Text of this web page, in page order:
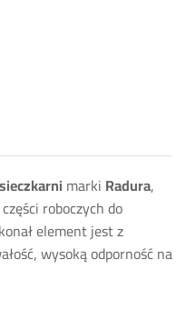
marki Radura,
roboczych do
element jest z
wysoką odporność na